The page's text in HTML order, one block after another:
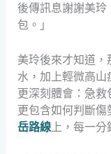
後傳訊息謝謝美玲
包。」
美玲後來才知道
水，加上輕微高
更深刻體會：急救
更包含如何判斷
岳路線上，每一分